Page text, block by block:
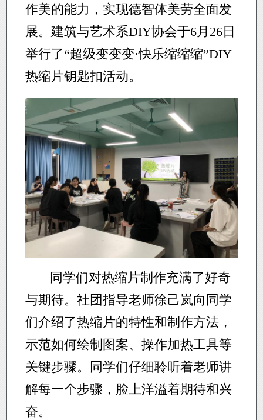
作美的能力，实现德智体美劳全面发
展。建筑与艺术系DIY协会于6月26日
举行了“超级变变变·快乐缩缩缩”DIY
热缩片钥匙扣活动。
同学们对热缩片制作充满了好奇
与期待。社团指导老师徐己岚向同学
们介绍了热缩片的特性和制作方法，
示范如何绘制图案、操作加热工具等
关键步骤。同学们仔细聆听着老师讲
解每一个步骤，脸上洋溢着期待和兴
奋。